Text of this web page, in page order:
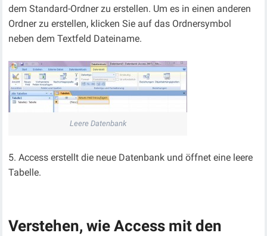
dem Standard-Ordner zu erstellen. Um es in einen anderen
Ordner zu erstellen, klicken Sie auf das Ordnersymbol
neben dem Textfeld Dateiname.
Leere Datenbank
Access erstellt die neue Datenbank und öffnet eine leere
Tabelle.
Verstehen, wie Access mit den